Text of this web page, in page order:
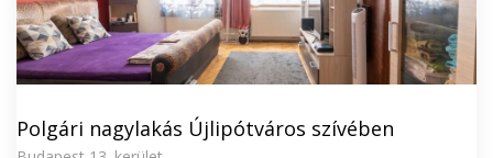
Polgári nagylakás Újlipótváros szívében